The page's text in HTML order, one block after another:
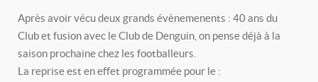
Après avoir vécu deux grands évènemenents : 40 ans du
Club et fusion avec le Club de Denguin, on pense déjà à la
saison prochaine chez les footballeurs.
La reprise est en effet programmée pour le :